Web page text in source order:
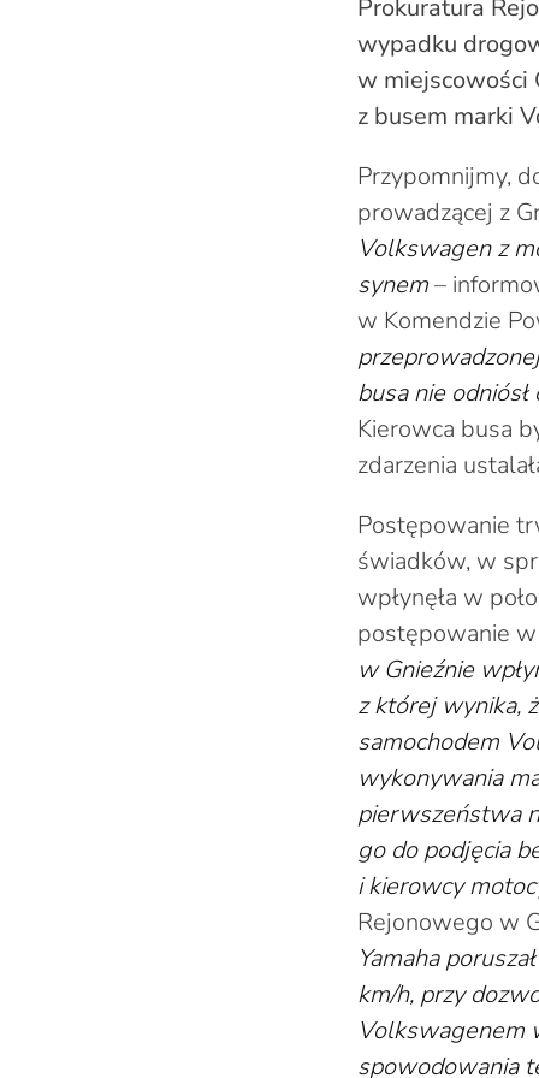
Prokuratura
wypadku
w miejscowości
z busem marki
Przypomnijmy,
prowadzącej z
Volkswagen z
synem–
w Komendzie
busa nie odniósł
Kierowca busa
zdarzenia
Postępowanie
świadków, w
wpłynęła w
postępowanie
w Gnieźnie
z której wynika,
samochodem
wykonywania
pierwszeństwa
go do podjęcia
i kierowcy
Rejonowego w
Yamaha
km/h, przy
Volkswagenem
spowodowania